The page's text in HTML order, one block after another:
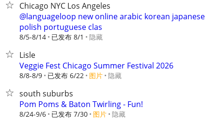
Chicago NYC Los Angeles
@languageloop new online arabic korean japanese
polish portuguese clas
8/5-8/14 已发布 8/1 隐藏
Lisle
Veggie Fest Chicago Summer Festival 2026
8/8-8/9 已发布 6/22 图片 隐藏
south suburbs
Pom Poms & Baton Twirling - Fun!
8/24-9/6 已发布 7/30 图片 隐藏